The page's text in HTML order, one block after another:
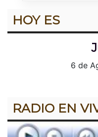
HOY ES
6 de
RADIO EN